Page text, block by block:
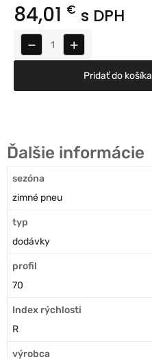
84,01 € s DPH
− +
Pridať do košíka
Ďalšie informácie
sezóna
zimné pneu
typ
dodávky
profil
70
Index rýchlosti
R
výrobca